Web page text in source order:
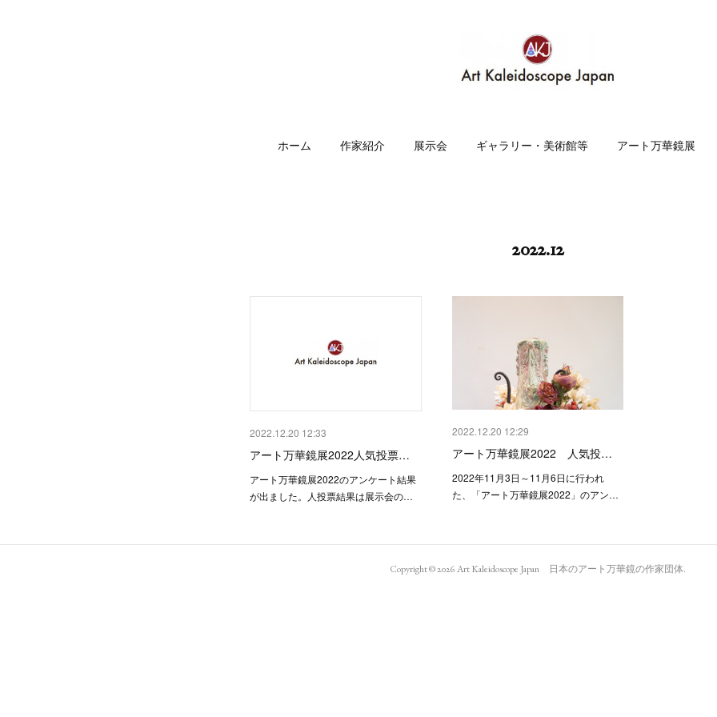
ホーム 作家紹介 展示会 ギャラリー・美術館等 アート万華鏡展
2022.12
2022.12.20 12:33
アート万華鏡展2022人気投票…
アート万華鏡展2022のアンケート結果
が出ました。人投票結果は展示会の…
2022.12.20 12:29
アート万華鏡展2022 人気投…
2022年11月3日～11月6日に行われ
た、「アート万華鏡展2022」のアン…
Copyright ©2026Art Kaleidoscope Japan 日本のアート万華鏡の作家団体.